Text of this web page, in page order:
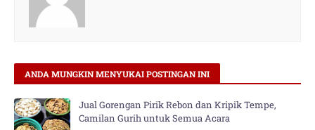
ANDA MUNGKIN MENYUKAI POSTINGAN INI
Jual Gorengan Pirik Rebon dan Kripik Tempe,
Camilan Gurih untuk Semua Acara